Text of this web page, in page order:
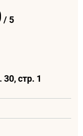
/ 5
стр. 1